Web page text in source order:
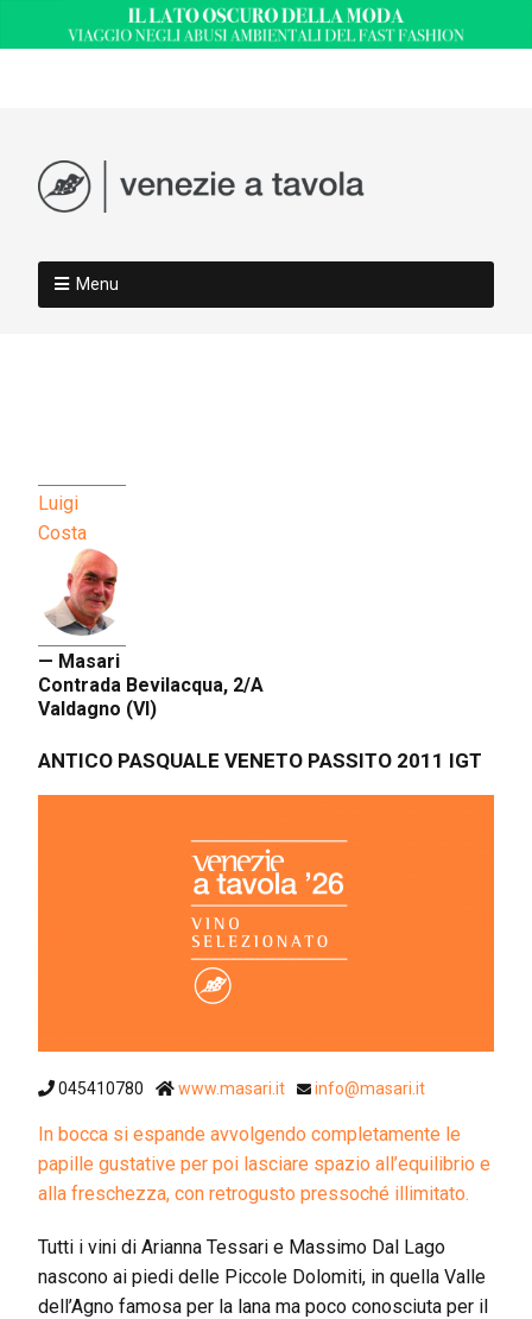
Menu
Luigi
Costa
— Masari
Contrada Bevilacqua, 2/A
Valdagno (VI)
ANTICO PASQUALE VENETO PASSITO 2011 IGT
045410780 www.masari.it info@masari.it
In bocca si espande avvolgendo completamente le
papille gustative per poi lasciare spazio all’equilibrio e
alla freschezza, con retrogusto pressoché illimitato.
Tutti i vini di Arianna Tessari e Massimo Dal Lago
nascono ai piedi delle Piccole Dolomiti, in quella Valle
dell’Agno famosa per la lana ma poco conosciuta per il